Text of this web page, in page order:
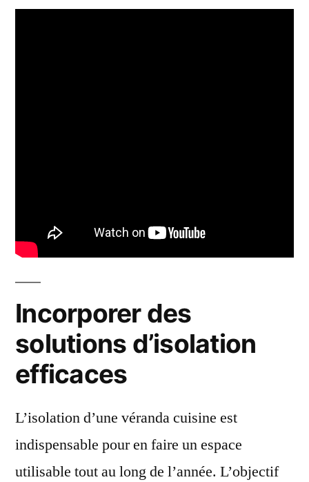
Incorporer des
solutions d’isolation
efficaces
L’isolation d’une véranda cuisine est
indispensable pour en faire un espace
utilisable tout au long de l’année. L’objectif